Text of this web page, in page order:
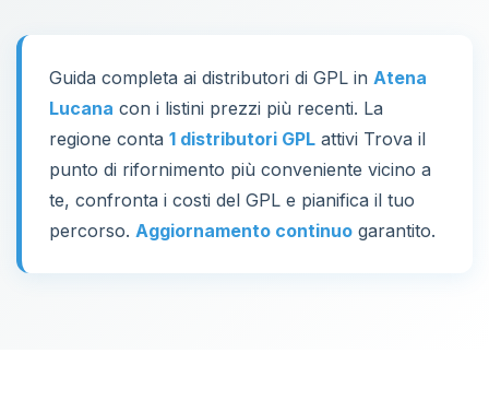
Guida completa ai distributori di GPL in Atena
Lucana con i listini prezzi più recenti. La
regione conta 1 distributori GPL attivi Trova il
punto di rifornimento più conveniente vicino a
te, confronta i costi del GPL e pianifica il tuo
percorso. Aggiornamento continuo garantito.